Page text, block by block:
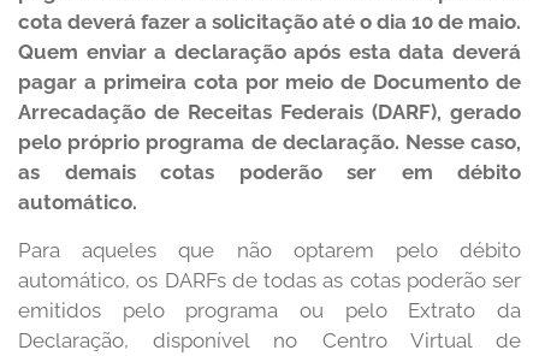
cota deverá fazer a solicitação até o dia 10 de maio.
Quem enviar a declaração após esta data deverá
pagar a primeira cota por meio de Documento de
Arrecadação de Receitas Federais (DARF), gerado
pelo próprio programa de declaração. Nesse caso,
as demais cotas poderão ser em débito
automático.
Para aqueles que não optarem pelo débito
automático, os DARFs de todas as cotas poderão ser
emitidos pelo programa ou pelo Extrato da
Declaração, disponível no Centro Virtual de